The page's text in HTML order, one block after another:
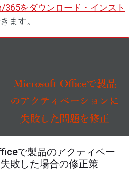
をダウンロード・インスト
ます。
で製品のアクティベー
敗した場合の修正策